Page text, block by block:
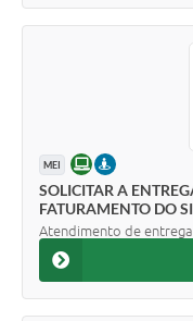
MEI ONLINEPRESENCIAL
SOLICITAR A
FATURAMENTO DO
Atendimento de